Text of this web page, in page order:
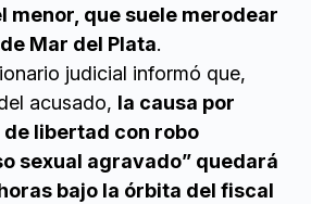
menor, que suele merodear
Mar del Plata.
judicial informó que,
acusado, la causa por
libertad con robo
sexual agravado” quedará
bajo la órbita del fiscal